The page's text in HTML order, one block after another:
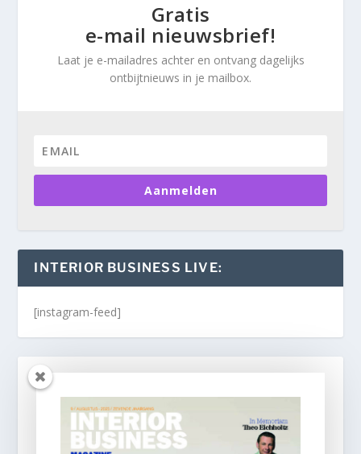
Gratis
e-mail nieuwsbrief!
Laat je e-mailadres achter en ontvang dagelijks
ontbijtnieuws in je mailbox.
Aanmelden
INTERIOR BUSINESS LIVE:
[instagram-feed]